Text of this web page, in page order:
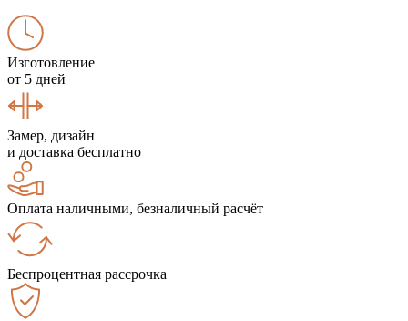
Изготовление
от 5 дней
Замер, дизайн
и доставка бесплатно
Оплата наличными, безналичный расчёт
Беспроцентная рассрочка